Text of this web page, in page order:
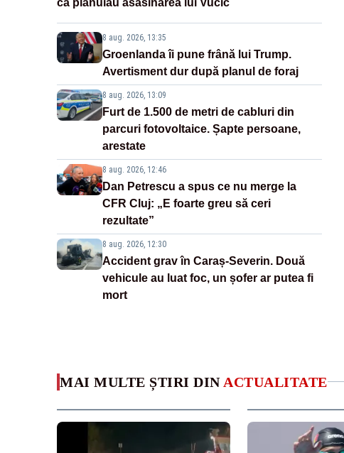
8 aug. 2026, 13:35
Groenlanda îi pune frână lui Trump.
Avertisment dur după planul de foraj
8 aug. 2026, 13:09
Furt de 1.500 de metri de cabluri din
parcuri fotovoltaice. Șapte persoane,
arestate
8 aug. 2026, 12:46
Dan Petrescu a spus ce nu merge la
CFR Cluj: „E foarte greu să ceri
rezultate”
8 aug. 2026, 12:30
Accident grav în Caraș-Severin. Două
vehicule au luat foc, un șofer ar putea fi
mort
MAI MULTE ȘTIRI DIN ACTUALITATE